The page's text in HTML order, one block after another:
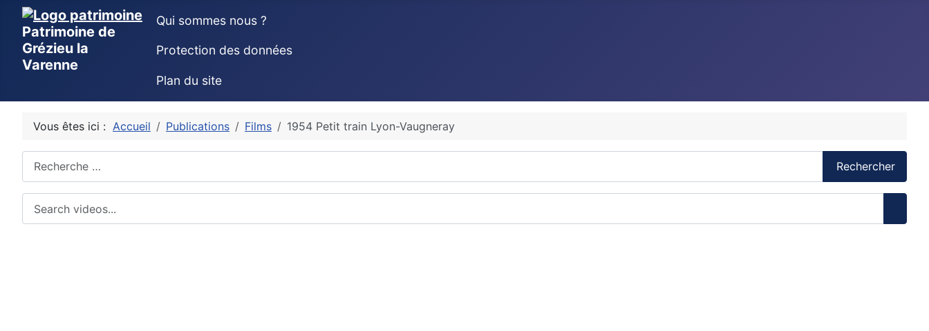
Patrimoine de
Grézieu la
Varenne
Qui sommes nous ?
Protection des données
Plan du site
Vous êtes ici : Accueil Publications Films 1954 Petit train Lyon-Vaugneray
Rechercher